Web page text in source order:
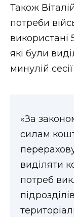
Також
потреби
які були
минулій
«За
силам
виділяти
потреб